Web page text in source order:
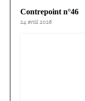
Contrepoint n°46
24 avril 2026